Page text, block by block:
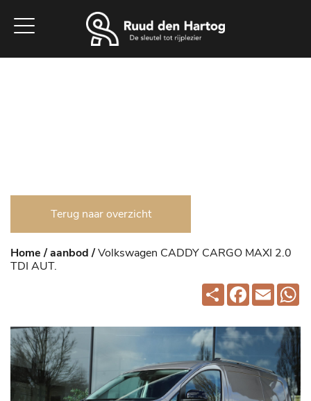
Terug naar overzicht
Home /aanbod /Volkswagen CADDY CARGO MAXI 2.0
TDI AUT.
Deel Facebook
Email